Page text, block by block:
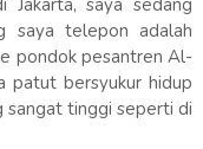
Jakarta, saya sedang
saya telepon adalah
pondok pesantren Al-
patut bersyukur hidup
sangat tinggi seperti di